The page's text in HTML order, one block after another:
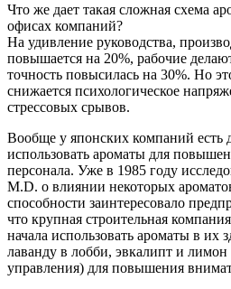
Что же дает такая сложная схема
офисах компаний?
На удивление руководства,
повышается на 20%, рабочие
точность повысилась на 30%. Но
снижается психологическое
стрессовых срывов.
Вообще у японских компаний есть
использовать ароматы для
персонала. Уже в 1985 году
M.D. о влиянии некоторых
способности заинтересовало
что крупная строительная
начала использовать ароматы в их
лаванду в лобби, эвкалипт и лимон
управления) для повышения